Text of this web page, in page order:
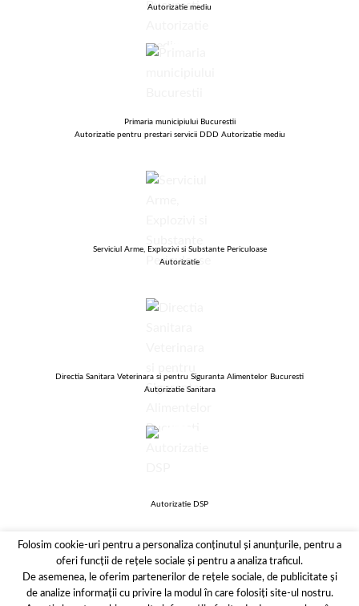
Autorizatie mediu
Primaria municipiului Bucurestii
Autorizatie pentru prestari servicii DDD Autorizatie mediu
Serviciul Arme, Explozivi si Substante Periculoase
Autorizatie
Directia Sanitara Veterinara si pentru Siguranta Alimentelor Bucuresti
Autorizatie Sanitara
Autorizatie DSP
Folosim cookie-uri pentru a personaliza conținutul și anunțurile, pentru a
oferi funcții de rețele sociale și pentru a analiza traficul.
De asemenea, le oferim partenerilor de rețele sociale, de publicitate și
de analize informații cu privire la modul în care folosiți site-ul nostru.